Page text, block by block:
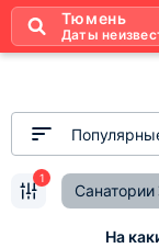
Тюмень
Даты
Санатории
1